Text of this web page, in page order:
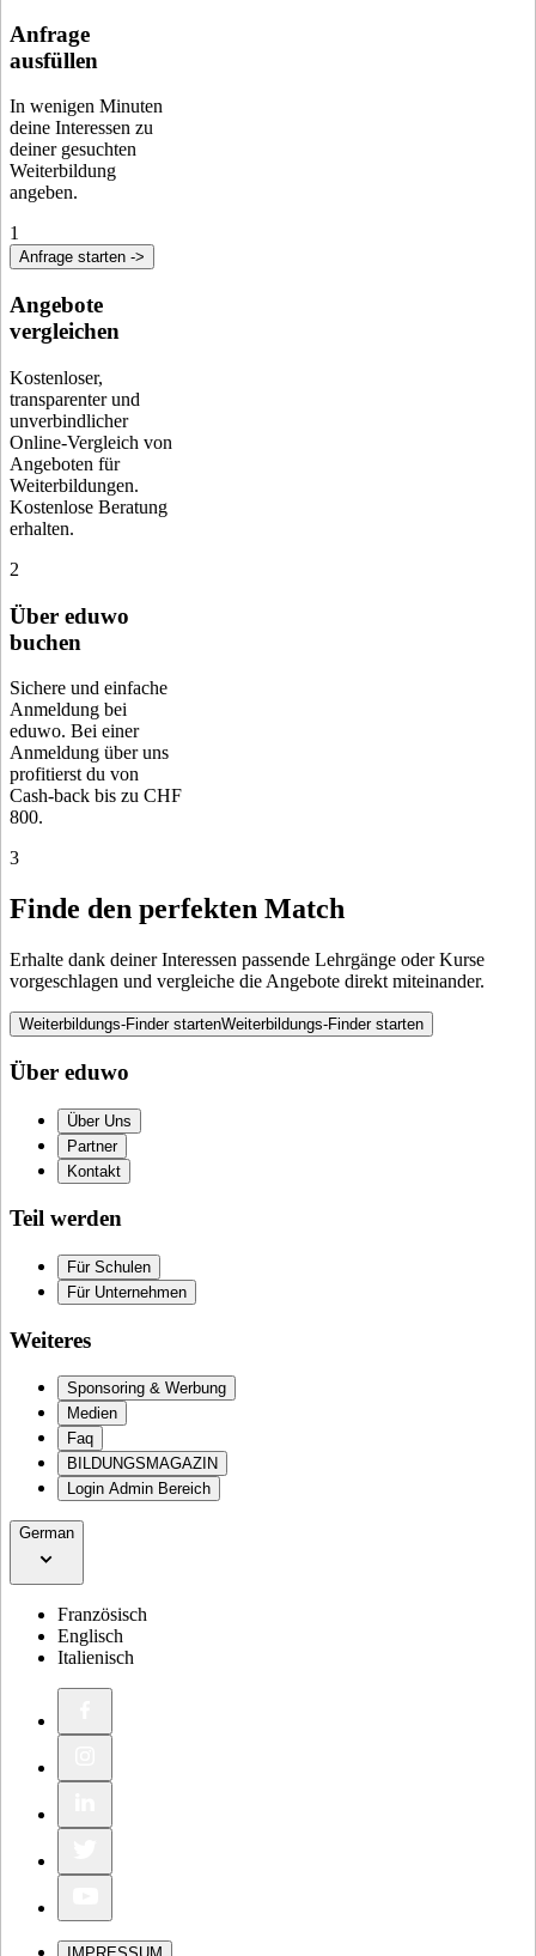
Anfrage
ausfüllen
In wenigen Minuten
deine Interessen zu
deiner gesuchten
Weiterbildung
angeben.
1
Anfrage starten ->
Angebote
vergleichen
Kostenloser,
transparenter und
unverbindlicher
Online-Vergleich von
Angeboten für
Weiterbildungen.
Kostenlose Beratung
erhalten.
2
Über eduwo
buchen
Sichere und einfache
Anmeldung bei
eduwo. Bei einer
Anmeldung über uns
profitierst du von
Cash-back bis zu CHF
800.
3
Finde den perfekten Match
Erhalte dank deiner Interessen passende Lehrgänge oder Kurse
vorgeschlagen und vergleiche die Angebote direkt miteinander.
Weiterbildungs-Finder startenWeiterbildungs-Finder starten
Über eduwo
Über Uns
Partner
Kontakt
Teil werden
Für Schulen
Für Unternehmen
Weiteres
Sponsoring & Werbung
Medien
Faq
BILDUNGSMAGAZIN
Login Admin Bereich
German
Französisch
Englisch
Italienisch